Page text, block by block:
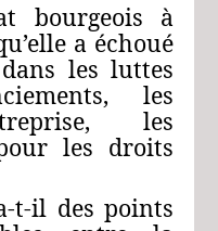
bourgeois à
a échoué
les luttes
les
les
les droits
des points